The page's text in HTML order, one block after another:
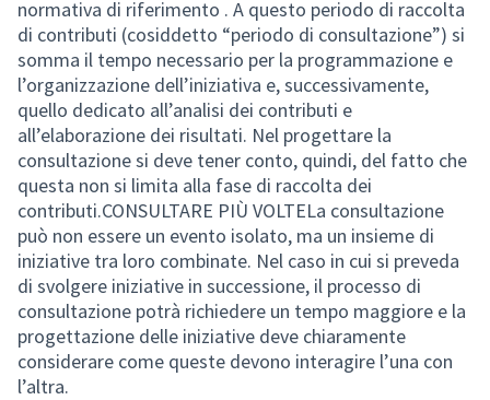
normativa di riferimento . A questo periodo di raccolta
di contributi (cosiddetto “periodo di consultazione”) si
somma il tempo necessario per la programmazione e
l’organizzazione dell’iniziativa e, successivamente,
quello dedicato all’analisi dei contributi e
all’elaborazione dei risultati. Nel progettare la
consultazione si deve tener conto, quindi, del fatto che
questa non si limita alla fase di raccolta dei
contributi.CONSULTARE PIÙ VOLTELa consultazione
può non essere un evento isolato, ma un insieme di
iniziative tra loro combinate. Nel caso in cui si preveda
di svolgere iniziative in successione, il processo di
consultazione potrà richiedere un tempo maggiore e la
progettazione delle iniziative deve chiaramente
considerare come queste devono interagire l’una con
l’altra.